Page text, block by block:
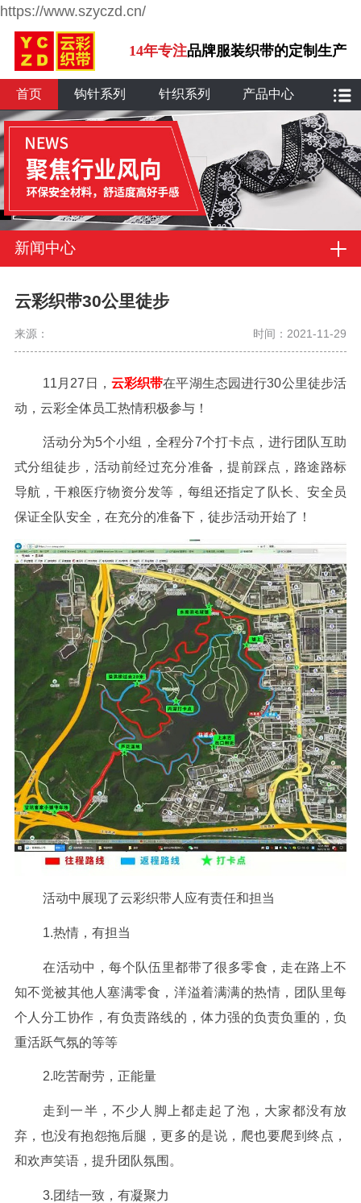
https://www.szyczd.cn/
14年专注品牌服装织带的定制生产
首页 钩针系列 针织系列 产品中心
新闻中心
云彩织带30公里徒步
来源： 时间：2021-11-29
11月27日， 云彩织带在平湖生态园进行30公里徒步活
动，云彩全体员工热情积极参与！
活动分为5个小组，全程分7个打卡点，进行团队互助
式分组徒步，活动前经过充分准备，提前踩点，路途路标
导航，干粮医疗物资分发等，每组还指定了队长、安全员
保证全队安全，在充分的准备下，徒步活动开始了！
活动中展现了云彩织带人应有责任和担当
1.热情，有担当
在活动中，每个队伍里都带了很多零食，走在路上不
知不觉被其他人塞满零食，洋溢着满满的热情，团队里每
个人分工协作，有负责路线的，体力强的负责负重的，负
重活跃气氛的等等
2.吃苦耐劳，正能量
走到一半，不少人脚上都走起了泡，大家都没有放
弃，也没有抱怨拖后腿，更多的是说，爬也要爬到终点，
和欢声笑语，提升团队氛围。
3.团结一致，有凝聚力